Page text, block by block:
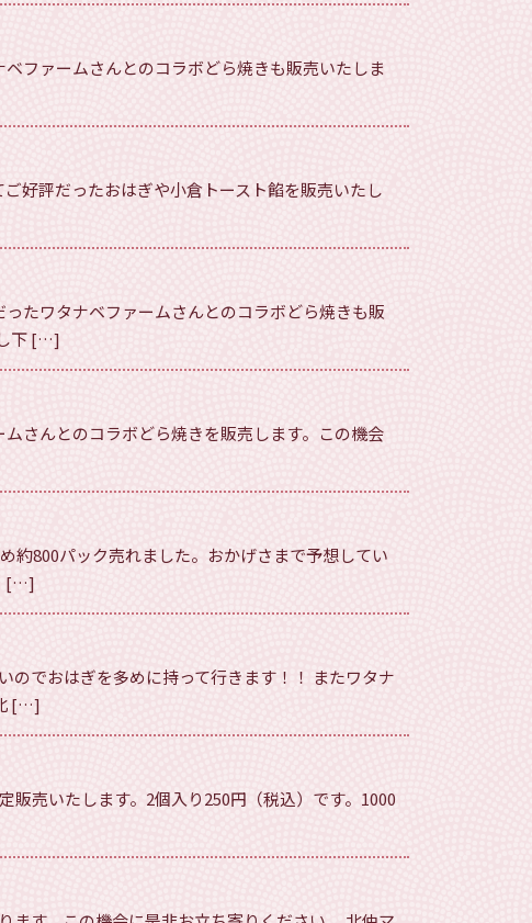
ファームさんとのコラボどら焼きも販売いたしま
好評だったおはぎや小倉トースト餡を販売いたし
たワタナベファームさんとのコラボどら焼きも販
下 […]
さんとのコラボどら焼きを販売します。この機会
約800パック売れました。おかげさまで予想してい
[…]
のでおはぎを多めに持って行きます！！ またワタナ
[…]
売いたします。2個入り250円（税込）です。1000